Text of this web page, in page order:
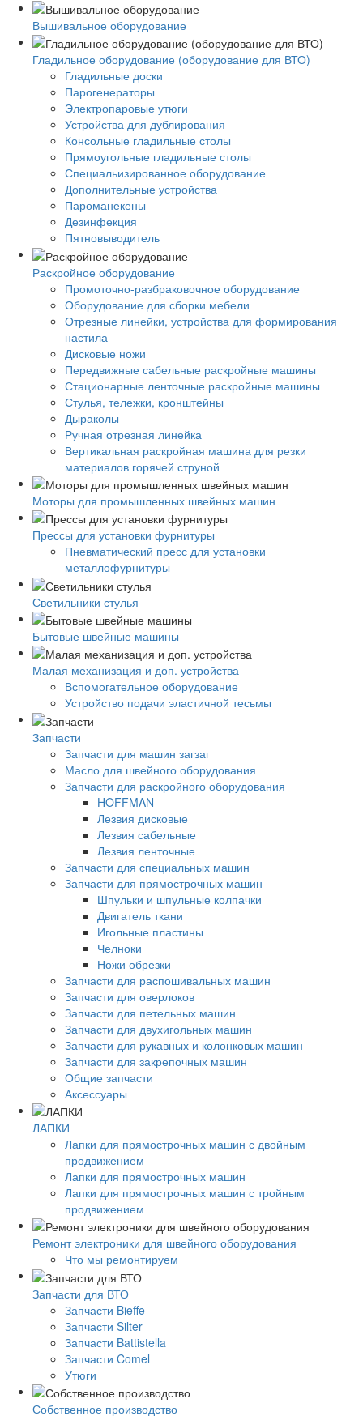
Вышивальное оборудование
Гладильное оборудование (оборудование для ВТО)
Гладильные доски
Парогенераторы
Электропаровые утюги
Устройства для дублирования
Консольные гладильные столы
Прямоугольные гладильные столы
Специальизированное оборудование
Дополнительные устройства
Пароманекены
Дезинфекция
Пятновыводитель
Раскройное оборудование
Промоточно-разбраковочное оборудование
Оборудование для сборки мебели
Отрезные линейки, устройства для формирования
настила
Дисковые ножи
Передвижные сабельные раскройные машины
Стационарные ленточные раскройные машины
Стулья, тележки, кронштейны
Дыраколы
Ручная отрезная линейка
Вертикальная раскройная машина для резки
материалов горячей струной
Моторы для промышленных швейных машин
Прессы для установки фурнитуры
Пневматический пресс для установки
металлофурнитуры
Светильники стулья
Бытовые швейные машины
Малая механизация и доп. устройства
Вспомогательное оборудование
Устройство подачи эластичной тесьмы
Запчасти
Запчасти для машин загзаг
Масло для швейного оборудования
Запчасти для раскройного оборудования
HOFFMAN
Лезвия дисковые
Лезвия сабельные
Лезвия ленточные
Запчасти для специальных машин
Запчасти для прямострочных машин
Шпульки и шпульные колпачки
Двигатель ткани
Игольные пластины
Челноки
Ножи обрезки
Запчасти для распошивальных машин
Запчасти для оверлоков
Запчасти для петельных машин
Запчасти для двухигольных машин
Запчасти для рукавных и колонковых машин
Запчасти для закрепочных машин
Общие запчасти
Аксессуары
ЛАПКИ
Лапки для прямострочных машин с двойным
продвижением
Лапки для прямострочных машин
Лапки для прямострочных машин с тройным
продвижением
Ремонт электроники для швейного оборудования
Что мы ремонтируем
Запчасти для ВТО
Запчасти Bieffe
Запчасти Silter
Запчасти Battistella
Запчасти Comel
Утюги
Собственное производство